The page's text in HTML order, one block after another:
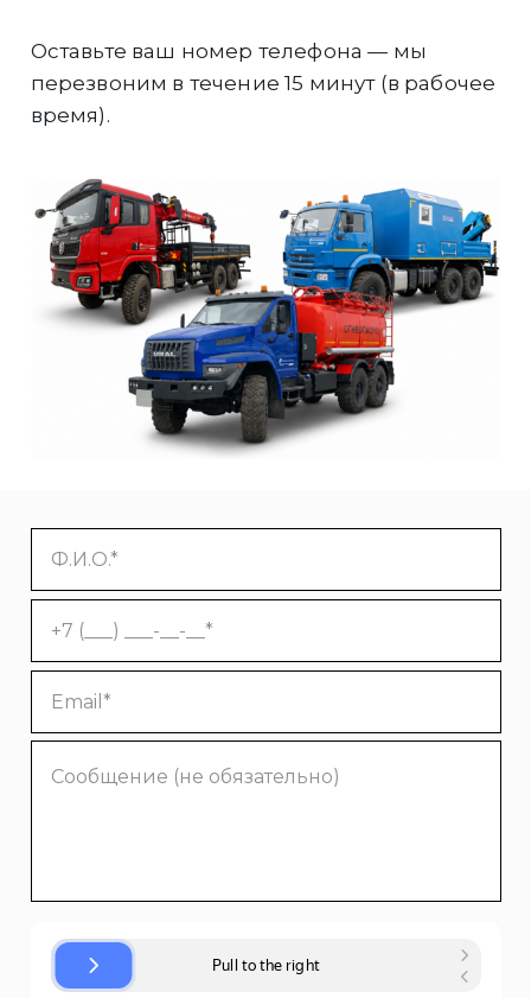
Оставьте ваш номер телефона — мы
перезвоним в течение 15 минут (в рабочее
время).